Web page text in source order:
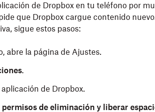
de Dropbox en tu teléfono por
que Dropbox cargue contenido
sigue estos pasos:
abre la página de Ajustes.
.
de Dropbox.
permisos de eliminación y liberar